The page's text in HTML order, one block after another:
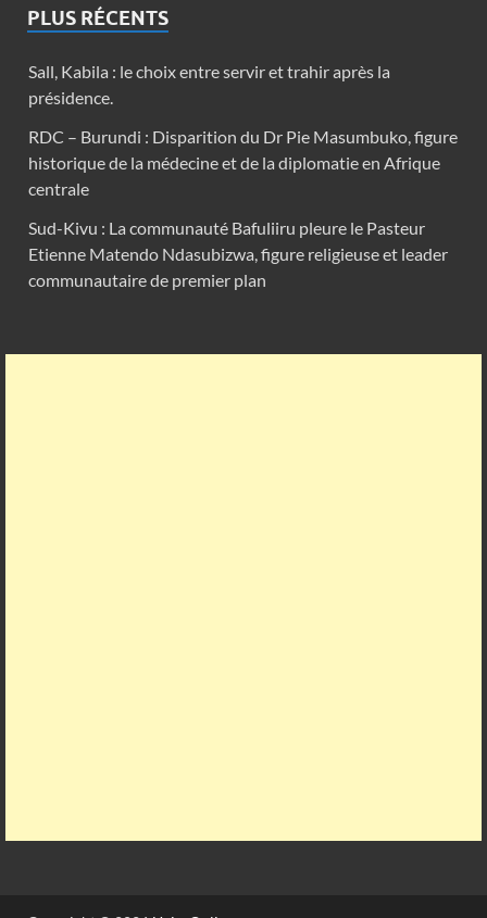
PLUS RÉCENTS
Sall, Kabila : le choix entre servir et trahir après la
présidence.
RDC – Burundi : Disparition du Dr Pie Masumbuko, figure
historique de la médecine et de la diplomatie en Afrique
centrale
Sud-Kivu : La communauté Bafuliiru pleure le Pasteur
Etienne Matendo Ndasubizwa, figure religieuse et leader
communautaire de premier plan